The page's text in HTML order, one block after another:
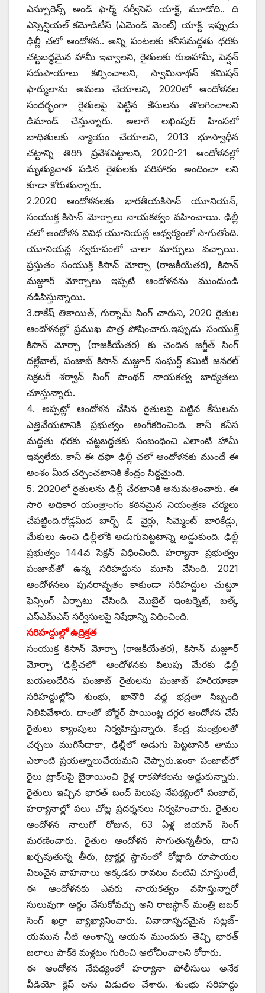
ఎస్సూరెన్స్ అం‌డ్‌ ‌ఫార్మ్ ‌సర్వీసెస్‌ ‌యాక్ట్, ‌మూడోది.. ది
ఎస్సెన్షియల్‌ ‌కమోడిటీస్‌ (ఎమెండ్‌ ‌మెంట్‌) ‌యాక్ట్. ఇప్పుడు
ఢిల్లీ చలో ఆందోళన.. అన్ని పంటలకు కనీసమద్దతు ధరకు
చట్టబద్ధమైన హామీ ఇవ్వాలని, రైతులకు రుణహామీ, పెన్షన్‌
‌సదుపాయాలు కల్పించాలని, స్వామినాథన్‌ ‌కమిషన్‌
‌ఫార్ములాను అమలు చేయాలని, 2020లో ఆందోళనల
సందర్భంగా రైతులపై పెట్టిన కేసులను తొలగించాలని
డిమాండ్‌ ‌చేస్తున్నారు. అలాగే లఖింపుర్‌ ‌హింసలో
బాధితులకు న్యాయం చేయాలని, 2013 భూస్వాధీన
చట్టాన్ని తిరిగి ప్రవేశపెట్టాలని, 2020-21 ఆందోళనల్లో
మృత్యువాత పడిన రైతులకు పరిహారం అందించా లని
కూడా కోరుతున్నారు.
2.2020 ఆందోళనలకు భారతీయకిసాన్‌ ‌యూనియన్‌,
‌సంయుక్త కిసాన్‌ ‌మోర్చాలు నాయకత్వం వహించాయి. ఢిల్లీ
చలో ఆందోళన వివిధ యూనియన్ల ఆధ్వర్యంలో సాగుతోంది.
యూనియన్ల స్వరూపంలో చాలా మార్పులు వచ్చాయి.
ప్రస్తుతం సంయుక్త్ ‌కిసాన్‌ ‌మోర్చా (రాజకీయేతర), కిసాన్‌
‌మజ్దూర్‌ ‌మోర్చాలు ఇప్పటి ఆందోళనను ముందుండి
నడిపిస్తున్నాయి.
3.రాకేష్‌ ‌తికాయిత్‌, ‌గుర్నామ్‌ ‌సింగ్‌ ‌చారుని, 2020 రైతుల
ఆందోళనల్లో ప్రముఖ పాత్ర పోషించారు.ఇప్పుడు సంయుక్త్
‌కిసాన్‌ ‌మోర్చా (రాజకీయేతర) కు చెందిన జగ్జీత్‌ ‌సింగ్‌
‌దల్లేవాల్‌, ‌పంజాబ్‌ ‌కిసాన్‌ ‌మజ్దూర్‌ ‌సంఘర్ష్ ‌కమిటీ జనరల్‌
‌సెక్రటరీ శర్వాన్‌ ‌సింగ్‌ ‌పాంథర్‌ ‌నాయకత్వ బాధ్యతలు
చూస్తున్నారు.
4. అప్పట్లో ఆందోళన చేసిన రైతులపై పెట్టిన కేసులను
ఎత్తివేయటానికి ప్రభుత్వం అంగీకరించింది. కానీ కనీస
మద్దతు ధరకు చట్టబద్ధతకు సంబంధించి ఎలాంటి హామీ
ఇవ్వలేదు. కానీ ఈ ధఫా ఢిల్లీ చలో ఆందోళనకు ముందే ఈ
అంశం మీద చర్చించటానికి కేంద్రం సిద్ధమైంది.
5. 2020లో రైతులను ఢిల్లీ చేరటానికి అనుమతించారు. ఈ
సారి అధికార యంత్రాంగం కఠినమైన నియంత్రణ చర్యలు
చేపట్టింది.రోడ్లమీద బార్బ్ ‌డ్‌ ‌వైర్లు, సిమ్మెంట్‌ ‌బారికేడ్లు,
మేకులు ఉంచి ఢిల్లీలోకి అడుగుపెట్టటాన్ని అడ్డుకుంది. ఢిల్లీ
ప్రభుత్వం 144వ సెక్షన్‌ ‌విధించింది. హర్యానా ప్రభుత్వం
పంజాబ్‌తో ఉన్న సరిహద్దును మూసి వేసింది. 2021
ఆందోళనలు పునరావృతం కాకుండా సరిహద్దుల చుట్టూ
ఫెన్సింగ్‌ ఏర్పాటు చేసింది. మొబైల్‌ ఇం‌టర్నెట్‌, ‌బల్క్
ఎస్‌ఎమ్‌ఎస్‌ ‌సర్వీసులపై నిషేధాన్ని విధించింది.
సరిహద్దుల్లో ఉద్రిక్తత
సంయుక్త కిసాన్‌ ‌మోర్చా (రాజకీయేతర), కిసాన్‌ ‌మజ్దూర్‌
‌మోర్చా ‘ఢిల్లీచలో’ ఆందోళనకు పిలుపు మేరకు ఢిల్లీ
బయలుదేరిన పంజాబ్‌ ‌రైతులను పంజాబ్‌ ‌హరియాణా
సరిహద్దుల్లోని శుంభు, ఖానౌరి వద్ద భద్రతా సిబ్బంది
నిలిపివేశారు. దాంతో బోర్డర్‌ ‌పాయింట్ల దగ్గర ఆందోళన చేసే
రైతులు క్యాంపులు నిర్వహిస్తున్నారు. కేంద్ర మంత్రులతో
చర్చలు ముగిసేదాకా, ఢిల్లీలో అడుగు పెట్టటానికి తాము
ఎలాంటి ప్రయత్నాలుచేయమని చెప్పారు.ఇంకా పంజాబ్‌లో
రైలు ట్రాక్‌లపై బైఠాయించి రైళ్ల రాకపోకలను అడ్డుకున్నారు.
రైతులు ఇచ్చిన భారత్‌ ‌బంద్‌ ‌పిలుపు నేపథ్యంలో పంజాబ్‌,
‌హర్యానాల్లో పలు చోట్ల ప్రదర్శనలు నిర్వహించారు. రైతుల
ఆందోళన నాలుగో రోజున, 63 ఏళ్ల జియాన్‌ ‌సింగ్‌
‌మరణించారు. రైతుల ఆందోళన సాగుతున్నతీరు, దాని
ఖర్చవుతున్న తీరు, ట్రాక్టర్ల స్థానంలో కోట్లాది రూపాయల
విలువైన వాహనాలు అక్కడకు రావటం వంటివి చూస్తుంటే,
ఈ ఆందోళనకు ఎవరు నాయకత్వం వహిస్తున్నారో
సులువుగా అర్థం చేసుకోవచ్చు అని రాజస్థాన్‌ ‌మంత్రి జబర్‌
‌సింగ్‌ ‌ఖర్రా వ్యాఖ్యానించారు. వివాదాస్పదమైన సట్లజ్‌-
‌యమున నీటి అంశాన్ని ఆయన ముందుకు తెచ్చి భారత్‌
‌జలాలు పాక్‌కి మళ్లటం గురించి ఆలోచించాలని కోరారు.
ఈ ఆందోళన నేపథ్యంలో హర్యానా పోలీసులు అనేక
వీడియో క్లిప్‌ ‌లను విడుదల చేశారు. శుంభు సరిహద్దు